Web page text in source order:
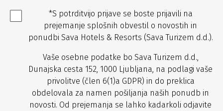
*S potrditvijo prijave se boste prijavili na
prejemanje splošnih obvestil o novostih in
ponudbi Sava Hotels & Resorts (Sava Turizem d.d.).
Vaše osebne podatke bo Sava Turizem d.d.,
Dunajska cesta 152, 1000 Ljubljana, na podlagi vaše
privolitve (člen 6(1)a GDPR) in do preklica
obdelovala za namen pošiljanja naših ponudb in
novosti. Od prejemanja se lahko kadarkoli odjavite